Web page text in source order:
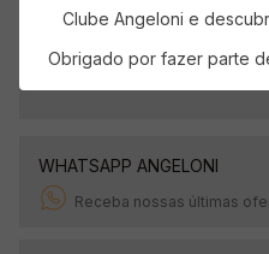
WHATSAPP ANGELONI
Receba nossas últimas
Clube Angeloni e
Obrigado por fazer parte